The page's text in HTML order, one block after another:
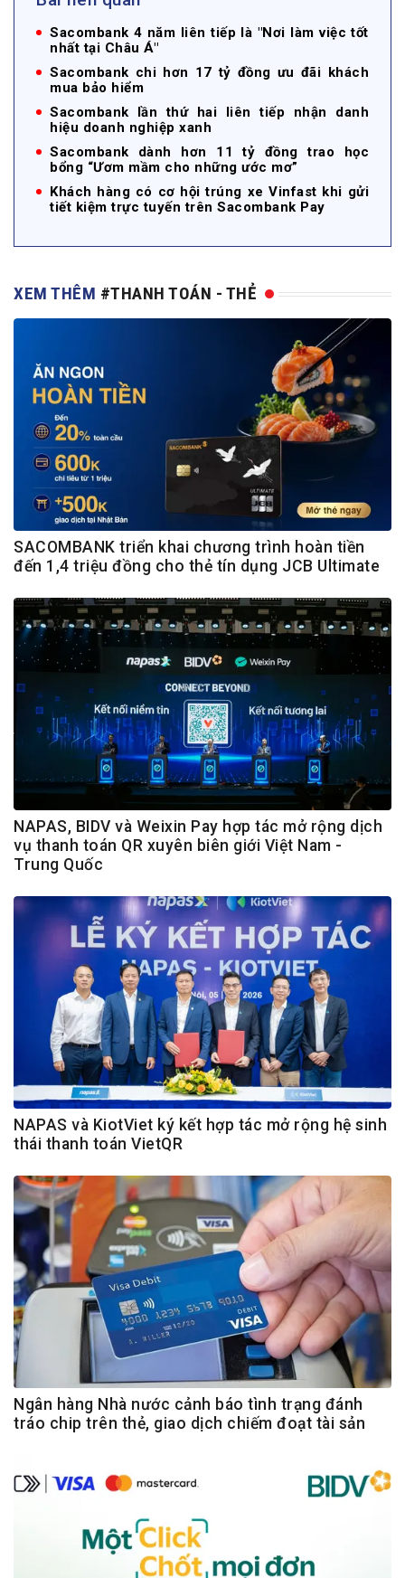
Sacombank 4 năm liên tiếp là "Nơi làm việc tốt
nhất tại Châu Á"
Sacombank chi hơn 17 tỷ đồng ưu đãi khách
mua bảo hiểm
Sacombank lần thứ hai liên tiếp nhận danh
hiệu doanh nghiệp xanh
Sacombank dành hơn 11 tỷ đồng trao học
bổng “Ươm mầm cho những ước mơ”
Khách hàng có cơ hội trúng xe Vinfast khi gửi
tiết kiệm trực tuyến trên Sacombank Pay
XEM THÊM #THANH TOÁN - THẺ
SACOMBANK triển khai chương trình hoàn tiền
đến 1,4 triệu đồng cho thẻ tín dụng JCB Ultimate
NAPAS, BIDV và Weixin Pay hợp tác mở rộng dịch
vụ thanh toán QR xuyên biên giới Việt Nam -
Trung Quốc
NAPAS và KiotViet ký kết hợp tác mở rộng hệ sinh
thái thanh toán VietQR
Ngân hàng Nhà nước cảnh báo tình trạng đánh
tráo chip trên thẻ, giao dịch chiếm đoạt tài sản